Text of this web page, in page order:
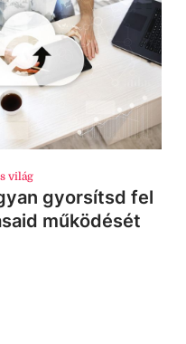
világ
gyorsítsd fel
működését